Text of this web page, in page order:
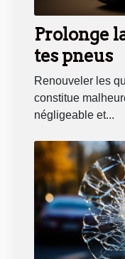
Prolonge
tes pneus
Renouveler les
constitue
négligeable et...